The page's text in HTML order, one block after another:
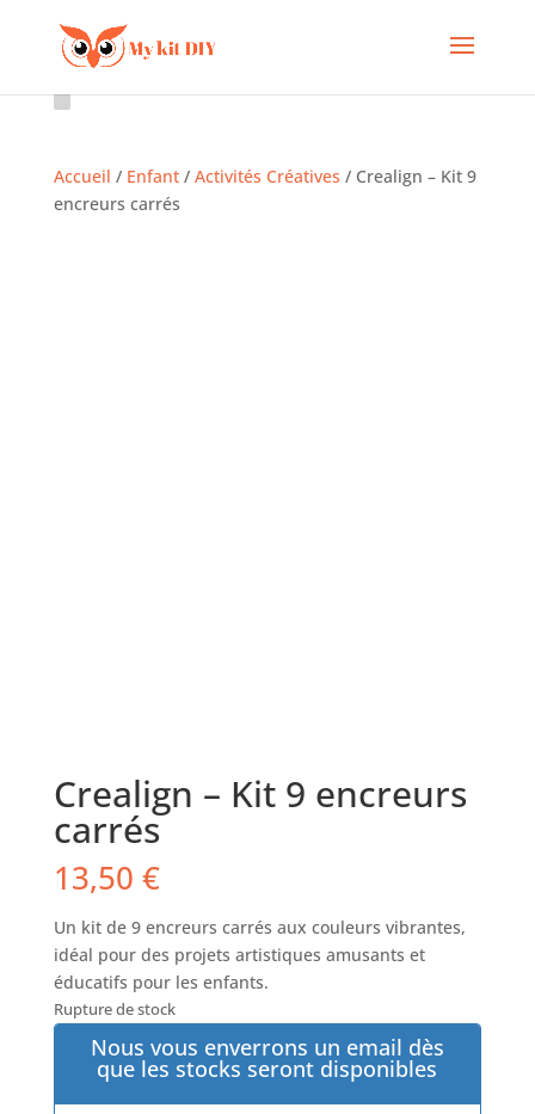
Accueil / Enfant/ Activités Créatives / Crealign – Kit 9
encreurs carrés
Crealign – Kit 9 encreurs
carrés
13,50 €
Un kit de 9 encreurs carrés aux couleurs vibrantes,
idéal pour des projets artistiques amusants et
éducatifs pour les enfants.
Rupture de stock
Nous vous enverrons un email dès
que les stocks seront disponibles